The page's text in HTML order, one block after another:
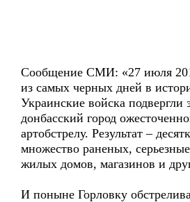
Сообщение СМИ: «27 июля
из самых черных дней в
Украинские войска подвергли
донбасский город
артобстрелу. Результат –
множество раненых,
жилых домов, магазинов и
И поныне Горловку